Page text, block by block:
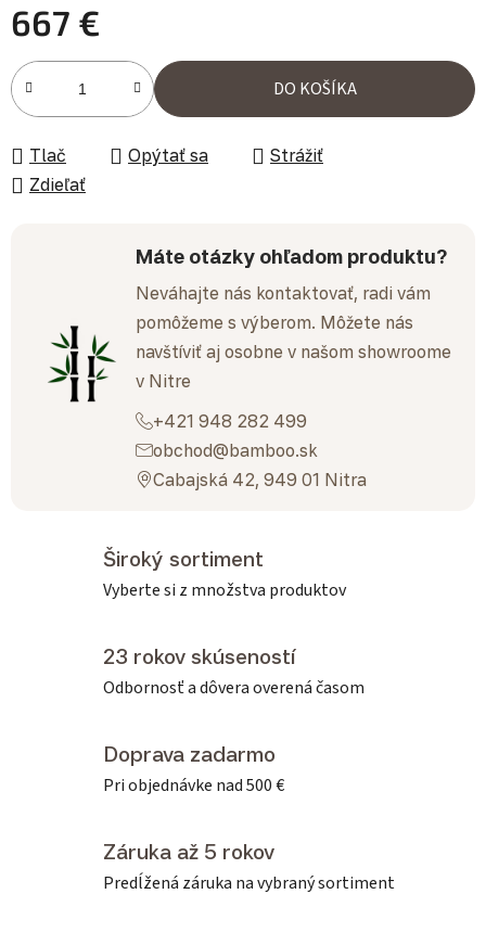
667 €
Jednotková cena:
DO KOŠÍKA
Tlač Opýtať sa
Strážiť
Zdieľať
Máte otázky ohľadom produktu?
Neváhajte nás kontaktovať, radi vám
pomôžeme s výberom. Môžete nás
navštíviť aj osobne v našom showroome
v Nitre
+421 948 282 499
obchod@bamboo.sk
Cabajská 42, 949 01 Nitra
Široký sortiment
Vyberte si z množstva produktov
23 rokov skúseností
Odbornosť a dôvera overená časom
Doprava zadarmo
Pri objednávke nad 500 €
Záruka až 5 rokov
Predĺžená záruka na vybraný sortiment